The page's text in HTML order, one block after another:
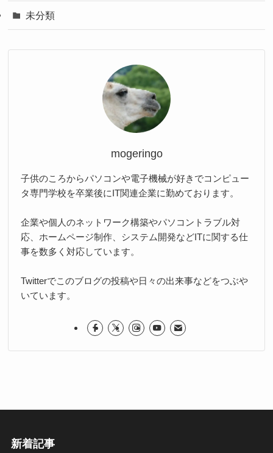
未分類
mogeringo
子供のころからパソコンや電子機械が好きでコンピュー
タ専門学校を卒業後にIT関連企業に勤めております。
企業や個人のネットワーク構築やパソコントラブル対
応、ホームページ制作、システム開発などITに関する仕
事を数多く対応しています。
Twitterでこのブログの投稿や日々の出来事などをつぶや
いています。
新着記事